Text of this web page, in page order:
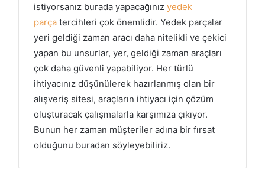
istiyorsanız burada yapacağınız yedek
parça tercihleri çok önemlidir. Yedek parçalar
yeri geldiği zaman aracı daha nitelikli ve çekici
yapan bu unsurlar, yer, geldiği zaman araçları
çok daha güvenli yapabiliyor. Her türlü
ihtiyacınız düşünülerek hazırlanmış olan bir
alışveriş sitesi, araçların ihtiyacı için çözüm
oluşturacak çalışmalarla karşımıza çıkıyor.
Bunun her zaman müşteriler adına bir fırsat
olduğunu buradan söyleyebiliriz.